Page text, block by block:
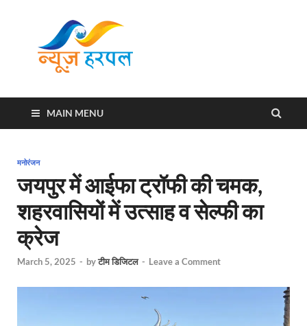
MAIN MENU
मनोरंजन
जयपुर में आईफा ट्रॉफी की चमक,
शहरवासियों में उत्साह व सेल्फी का
क्रेज
March 5, 2025 - byटीम डिजिटल - Leave a Comment